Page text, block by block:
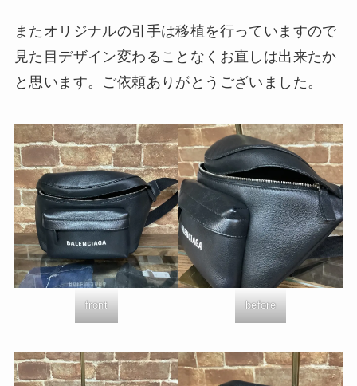
またオリジナルの引手は移植を行っていますので
見た目デザイン変わることなくお直しは出来たか
と思います。ご依頼ありがとうございました。
front before